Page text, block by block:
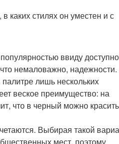
каких стилях он уместен и с
ввиду
немаловажно, надежности.
палитре лишь нескольких
веское преимущество: на
что в черный можно красить
Выбирая такой